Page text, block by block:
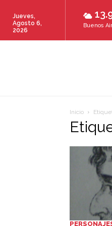
Buenos
Jueves,
Agosto 6,
2026
Inicio